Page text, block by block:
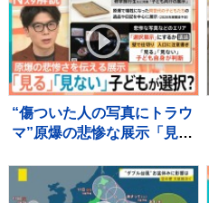
“傷ついた人の写真にトラウ
マ”原爆の悲惨な展示「見
択に賛否【Nスタ解説】